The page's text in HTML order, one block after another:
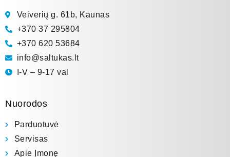
Veiverių g. 61b, Kaunas
+370 37 295804
+370 620 53684
info@saltukas.lt
I-V – 9-17 val
Nuorodos
Parduotuvė
Servisas
Apie Įmonę